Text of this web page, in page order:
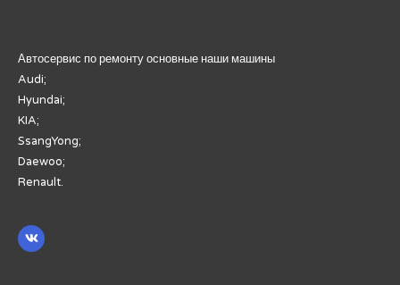
Автосервис по ремонту основные наши машины
Audi;
Hyundai;
KIA;
SsangYong;
Daewoo;
Renault.